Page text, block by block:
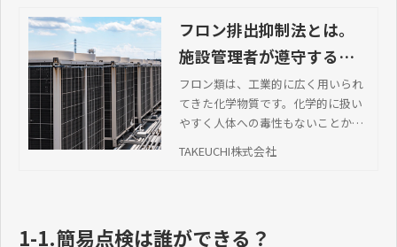
フロン排出抑制法とは。
施設管理者が遵守する義
務について
フロン類は、工業的に広く用いられ
てきた化学物質です。化学的に扱い
やすく人体への毒性もないことから
どの用途で活用されてきました。
TAKEUCHI株式会社
1-1.簡易点検は誰ができる？